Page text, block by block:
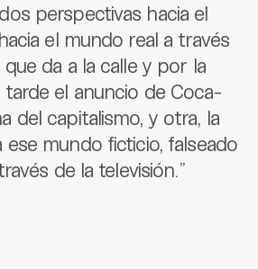
perspectivas hacia el
el mundo real a través
da a la calle y por la
tarde el anuncio de Coca-
del capitalismo, y otra, la
ese mundo ficticio, falseado
de la televisión.”